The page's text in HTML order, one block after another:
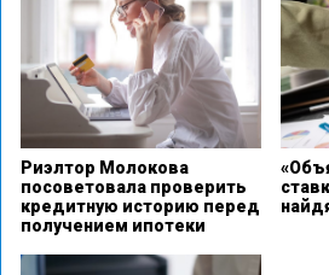
Риэлтор Молокова
посоветовала проверить
кредитную историю перед
получением ипотеки